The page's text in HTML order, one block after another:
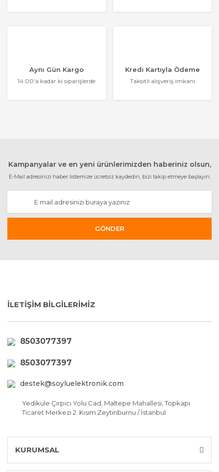
Aynı Gün Kargo
14:00'a kadar ki siparişlerde
Kredi Kartıyla Ödeme
Taksitli alışveriş imkanı
Kampanyalar ve en yeni ürünlerimizden haberiniz olsun,
E-Mail adresinizi haber listemize ücretsiz kaydedin, bizi takip etmeye başlayın.
GÖNDER
İLETİŞİM BİLGİLERİMİZ
8503077397
8503077397
destek@soyluelektronik.com
Yedikule Çırpıcı Yolu Cad, Maltepe Mahallesi, Topkapı
Ticaret Merkezi 2. Kısım Zeytinburnu / İstanbul
KURUMSAL